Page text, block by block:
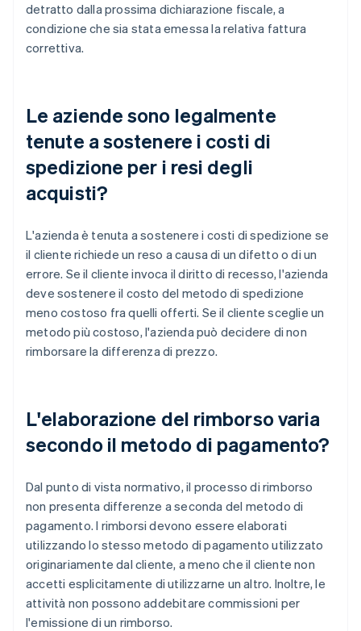
detratto dalla prossima dichiarazione fiscale, a
condizione che sia stata emessa la relativa fattura
correttiva.
Le aziende sono legalmente
tenute a sostenere i costi di
spedizione per i resi degli
acquisti?
L'azienda è tenuta a sostenere i costi di spedizione se
il cliente richiede un reso a causa di un difetto o di un
errore. Se il cliente invoca il diritto di recesso, l'azienda
deve sostenere il costo del metodo di spedizione
meno costoso fra quelli offerti. Se il cliente sceglie un
metodo più costoso, l'azienda può decidere di non
rimborsare la differenza di prezzo.
L'elaborazione del rimborso varia
secondo il metodo di pagamento?
Dal punto di vista normativo, il processo di rimborso
non presenta differenze a seconda del metodo di
pagamento. I rimborsi devono essere elaborati
utilizzando lo stesso metodo di pagamento utilizzato
originariamente dal cliente, a meno che il cliente non
accetti esplicitamente di utilizzarne un altro. Inoltre, le
attività non possono addebitare commissioni per
l'emissione di un rimborso.